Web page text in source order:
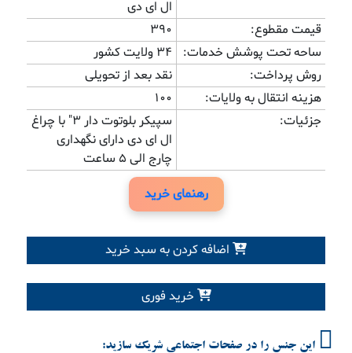
ال ای دی
قیمت مقطوع:
390
ساحه تحت پوشش خدمات:
34 ولایت کشور
روش پرداخت:
نقد بعد از تحویلی
هزینه انتقال به ولایات:
100
جزئیات:
سپیکر بلوتوت دار 3" با چراغ
ال ای دی دارای نگهداری
چارج الی 5 ساعت
رهنمای خرید
اضافه کردن به سبد خرید
خرید فوری
این جنس را در صفحات اجتماعی شریک سازید: